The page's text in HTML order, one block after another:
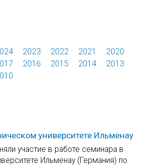
2023 2022 2021
2020
2016 2015 2014
2013
университете Ильменау
участие в работе семинара в
Ильменау (Германия) по